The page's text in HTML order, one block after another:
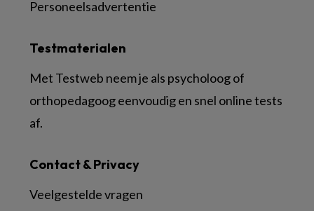
Contact & Privacy
Veelgestelde vragen
Testmaterialen
Met Testweb neem je als psycholoog of
orthopedagoog eenvoudig en snel online tests
af.
Personeelsadvertentie